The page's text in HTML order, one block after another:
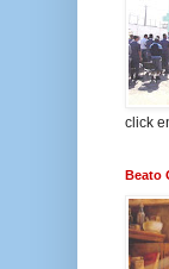
click
Beato